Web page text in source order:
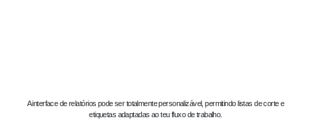
A interface de relatórios pode ser totalmente personalizável, permitindo listas de corte e
etiquetas adaptadas ao teu fluxo de trabalho.